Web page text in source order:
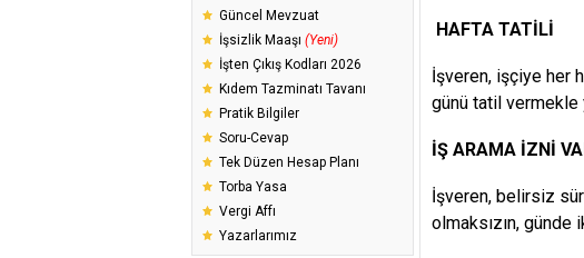
Güncel Mevzuat
İşsizlik Maaşı (Yeni)
İşten Çıkış Kodları 2026
Kıdem Tazminatı Tavanı
Pratik Bilgiler
Soru-Cevap
Tek Düzen Hesap Planı
Torba Yasa
Vergi Affı
Yazarlarımız
HAFTA TATİLİ
İşveren, işçiye her
günü tatil vermekle
İŞ ARAMA İZNİ
İşveren, belirsiz
olmaksızın,